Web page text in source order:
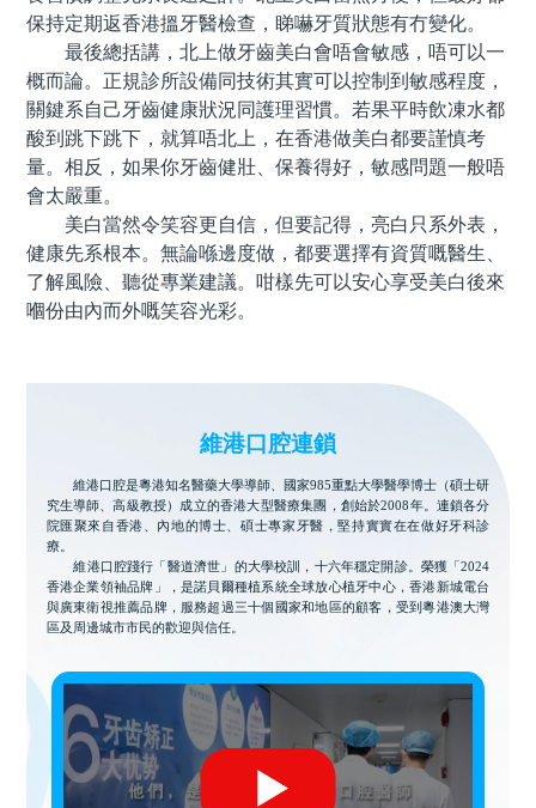
保持定期返香港搵牙醫檢查，睇嚇牙質狀態有冇變化。
最後總括講，北上做牙齒美白會唔會敏感，唔可以一
概而論。正規診所設備同技術其實可以控制到敏感程度，
關鍵系自己牙齒健康狀況同護理習慣。若果平時飲凍水都
酸到跳下跳下，就算唔北上，在香港做美白都要謹慎考
量。相反，如果你牙齒健壯、保養得好，敏感問題一般唔
會太嚴重。
美白當然令笑容更自信，但要記得，亮白只系外表，
健康先系根本。無論喺邊度做，都要選擇有資質嘅醫生、
了解風險、聽從專業建議。咁樣先可以安心享受美白後來
嗰份由內而外嘅笑容光彩。
維港口腔連鎖
維港口腔是粵港知名醫藥大學導師、國家985重點大學醫學博士（碩士研
究生導師、高級教授）成立的香港大型醫療集團，創始於2008年。連鎖各分
院匯聚來自香港、內地的博士、碩士專家牙醫，堅持實實在在做好牙科診
療。
維港口腔踐行「醫道濟世」的大學校訓，十六年穩定開診。榮獲「2024
香港企業領袖品牌」，是諾貝爾種植系統全球放心植牙中心，香港新城電台
與廣東衛視推薦品牌，服務超過三十個國家和地區的顧客，受到粵港澳大灣
區及周邊城市市民的歡迎與信任。